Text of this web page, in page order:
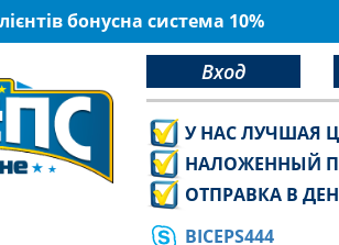
бонусна система 10%
Вход
У НАС ЛУЧШАЯ
НАЛОЖЕННЫЙ
ОТПРАВКА В
BICEPS444